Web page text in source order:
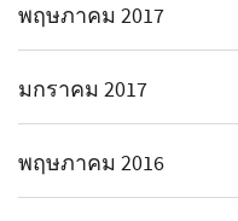
พฤษภาคม 2017
มกราคม 2017
พฤษภาคม 2016